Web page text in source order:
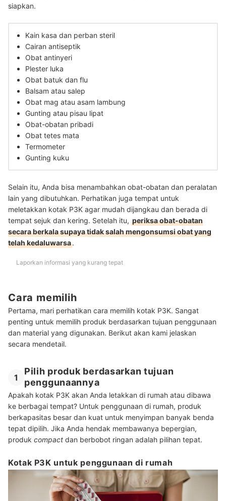
siapkan.
Kain kasa dan perban steril
Cairan antiseptik
Obat antinyeri
Plester luka
Obat batuk dan flu
Balsam atau salep
Obat mag atau asam lambung
Gunting atau pisau lipat
Obat-obatan pribadi
Obat tetes mata
Termometer
Gunting kuku
Selain itu, Anda bisa menambahkan obat-obatan dan peralatan
lain yang dibutuhkan. Perhatikan juga tempat untuk
meletakkan kotak P3K agar mudah dijangkau dan berada di
tempat sejuk dan kering. Setelah itu, periksa obat-obatan
secara berkala supaya tidak salah mengonsumsi obat yang
telah kedaluwarsa.
Laporkan informasi yang kurang tepat
Cara memilih
Pertama, mari perhatikan cara memilih kotak P3K. Sangat
penting untuk memilih produk berdasarkan tujuan penggunaan
dan material yang digunakan. Berikut akan kami jelaskan
secara mendetail.
1
Pilih produk berdasarkan tujuan
penggunaannya
Apakah kotak P3K akan Anda letakkan di rumah atau dibawa
ke berbagai tempat? Untuk penggunaan di rumah, produk
berkapasitas besar dan kuat untuk menyimpan banyak benda
tepat dipilih. Jika Anda hendak membawanya bepergian,
produk compact dan berbobot ringan adalah pilihan tepat.
Kotak P3K untuk penggunaan di rumah